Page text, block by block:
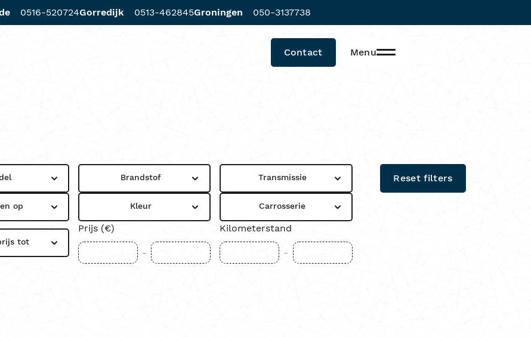
0516-520724Gorredijk 0513-462845Groningen 050-3137738
Contact Menu
Brandstof Transmissie
op Kleur Carrosserie
tot
Prijs (€)
-
Kilometerstand
-
Reset filters